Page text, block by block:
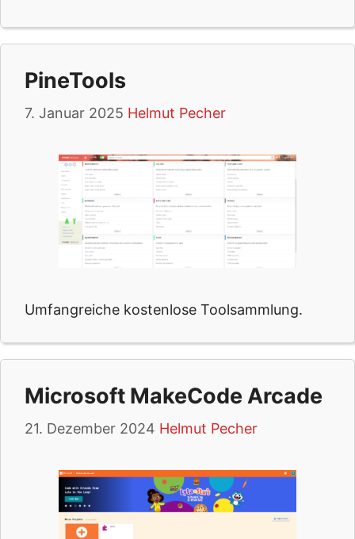
PineTools
7. Januar 2025 Helmut Pecher
Umfangreiche kostenlose Toolsammlung.
Microsoft MakeCode Arcade
21. Dezember 2024 Helmut Pecher